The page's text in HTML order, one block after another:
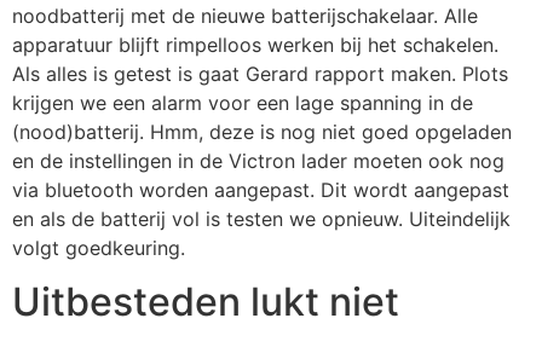
noodbatterij met de nieuwe batterijschakelaar. Alle
apparatuur blijft rimpelloos werken bij het schakelen.
Als alles is getest is gaat Gerard rapport maken. Plots
krijgen we een alarm voor een lage spanning in de
(nood)batterij. Hmm, deze is nog niet goed opgeladen
en de instellingen in de Victron lader moeten ook nog
via bluetooth worden aangepast. Dit wordt aangepast
en als de batterij vol is testen we opnieuw. Uiteindelijk
volgt goedkeuring.
Uitbesteden lukt niet